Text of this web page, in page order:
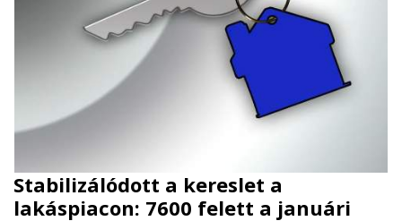
Stabilizálódott a kereslet a
lakáspiacon: 7600 felett a januári